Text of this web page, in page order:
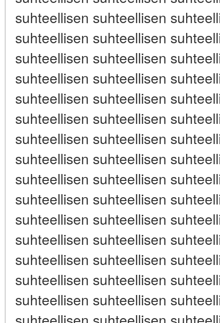
suhteellisen suhteellisen
suhteellisen suhteellisen
suhteellisen suhteellisen
suhteellisen suhteellisen
suhteellisen suhteellisen
suhteellisen suhteellisen
suhteellisen suhteellisen
suhteellisen suhteellisen
suhteellisen suhteellisen
suhteellisen suhteellisen
suhteellisen suhteellisen
suhteellisen suhteellisen
suhteellisen suhteellisen
suhteellisen suhteellisen
suhteellisen suhteellisen